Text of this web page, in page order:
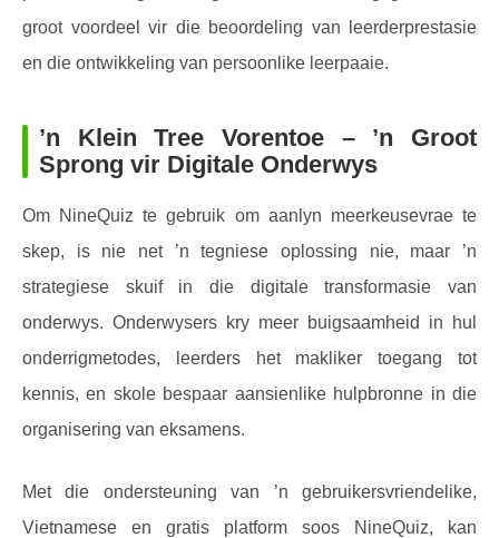
groot voordeel vir die beoordeling van leerderprestasie
en die ontwikkeling van persoonlike leerpaaie.
’n Klein Tree Vorentoe – ’n Groot
Sprong vir Digitale Onderwys
Om NineQuiz te gebruik om aanlyn meerkeusevrae te
skep, is nie net ’n tegniese oplossing nie, maar ’n
strategiese skuif in die digitale transformasie van
onderwys. Onderwysers kry meer buigsaamheid in hul
onderrigmetodes, leerders het makliker toegang tot
kennis, en skole bespaar aansienlike hulpbronne in die
organisering van eksamens.
Met die ondersteuning van ’n gebruikersvriendelike,
Vietnamese en gratis platform soos NineQuiz, kan